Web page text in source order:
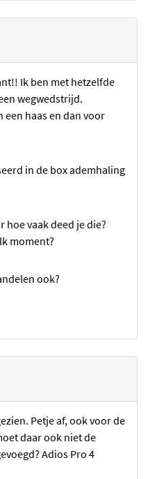
Ik ben met hetzelfde
wegwedstrijd.
haas en dan voor
in de box ademhaling
hoe vaak deed je die?
moment?
ook?
Petje af, ook voor de
daar ook niet de
Adios Pro 4